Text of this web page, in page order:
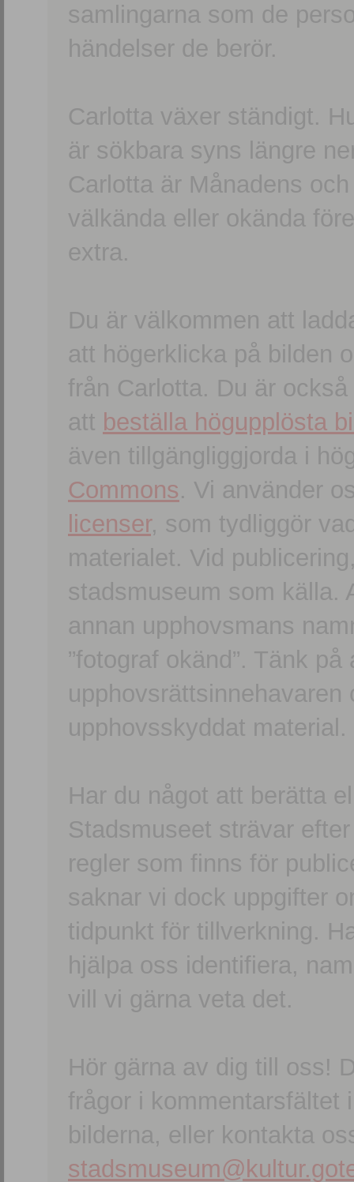
samlingarna som de
händelser de berör.
Carlotta växer ständigt.
är sökbara syns längre
Carlotta är Månadens
välkända eller okända
extra.
Du är välkommen att
att högerklicka på bilden
från Carlotta. Du är
att beställa högupplösta
även tillgängliggjorda i
Commons. Vi använder
licenser, som tydliggör
materialet. Vid
stadsmuseum som källa.
annan upphovsmans
”fotograf okänd”. Tänk
upphovsskyddat material.
Har du något att berätta
Stadsmuseet strävar
regler som finns för
saknar vi dock uppgifter
tidpunkt för tillverkning.
hjälpa oss identifiera,
vill vi gärna veta det.
Hör gärna av dig till oss!
frågor i kommentarsfältet
bilderna, eller kontakta